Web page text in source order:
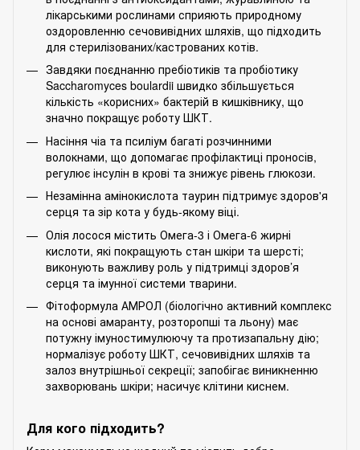
лікарськими рослинами сприяють природному
оздоровленню сечовивідних шляхів, що підходить
для стерилізованих/кастрованих котів.
Завдяки поєднанню пребіотиків та пробіотику
Saccharomyces boulardii швидко збільшується
кількість «корисних» бактерій в кишківнику, що
значно покращує роботу ШКТ.
Насіння чіа та псиліум багаті розчинними
волокнами, що допомагає профілактиці проносів,
регулює інсулін в крові та знижує рівень глюкози.
Незамінна амінокислота таурин підтримує здоров'я
серця та зір кота у будь-якому віці.
Олія лосося містить Омега-3 і Омега-6 жирні
кислоти, які покращують стан шкіри та шерсті;
виконують важливу роль у підтримці здоров’я
серця та імунної системи тварини.
Фітоформула АМРОЛ (біологічно активний комплекс
на основі амаранту, розторопші та льону) має
потужну імуностимулюючу та протизапальну дію;
нормалізує роботу ШКТ, сечовивідних шляхів та
залоз внутрішньої секреції; запобігає виникненню
захворювань шкіри; насичує клітини киснем.
Для кого підходить?